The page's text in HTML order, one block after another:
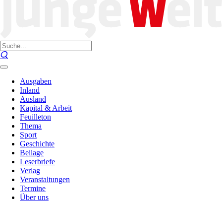
Ausgaben
Inland
Ausland
Kapital & Arbeit
Feuilleton
Thema
Sport
Geschichte
Beilage
Leserbriefe
Verlag
Veranstaltungen
Termine
Über uns